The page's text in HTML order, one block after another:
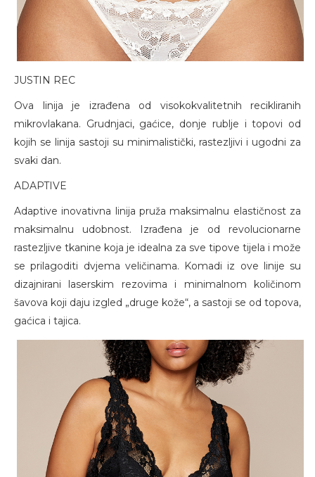
JUSTIN REC
Ova linija je izrađena od visokokvalitetnih recikliranih
mikrovlakana. Grudnjaci, gaćice, donje rublje i topovi od
kojih se linija sastoji su minimalistički, rastezljivi i ugodni za
svaki dan.
ADAPTIVE
Adaptive inovativna linija pruža maksimalnu elastičnost za
maksimalnu udobnost. Izrađena je od revolucionarne
rastezljive tkanine koja je idealna za sve tipove tijela i može
se prilagoditi dvjema veličinama. Komadi iz ove linije su
dizajnirani laserskim rezovima i minimalnom količinom
šavova koji daju izgled „druge kože“, a sastoji se od topova,
gaćica i tajica.